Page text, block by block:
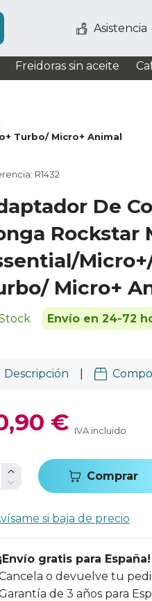
Asistencia
Freidoras sin aceite
Turbo/ Micro+ Animal
R1432
De
Rockstar
Micro+
Envío en 24-72
Descripción
€ IVA incluido
Comprar
si baja de precio
¡Envío gratis para España!
o devuelve tu
de 3 años para